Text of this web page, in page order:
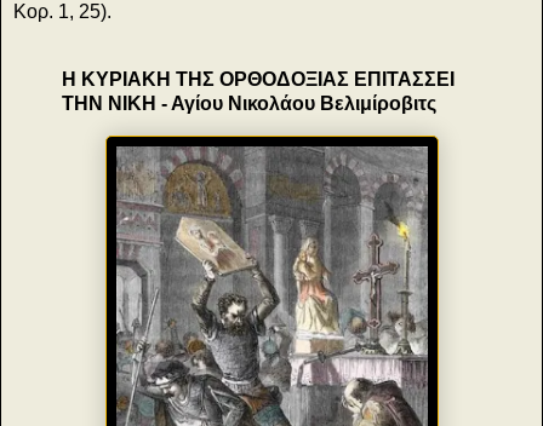
Κορ. 1, 25).
Η ΚΥΡΙΑΚΗ ΤΗΣ ΟΡΘΟΔΟΞΙΑΣ ΕΠΙΤΑΣΣΕΙ
ΤΗΝ ΝΙΚΗ - Αγίου Νικολάου Βελιμίροβιτς